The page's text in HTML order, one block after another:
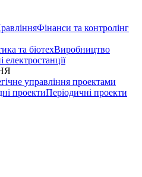
Фінанси та контролінг
та біотехВиробництво
електростанції
управління проектами
проектиПеріодичні проекти